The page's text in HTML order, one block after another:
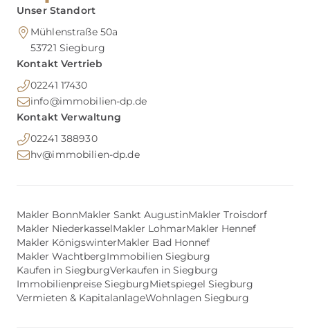
Unser Standort
Mühlenstraße 50a
53721 Siegburg
Kontakt Vertrieb
02241 17430
info@immobilien-dp.de
Kontakt Verwaltung
02241 388930
hv@immobilien-dp.de
Makler BonnMakler Sankt AugustinMakler Troisdorf
Makler NiederkasselMakler LohmarMakler Hennef
Makler KönigswinterMakler Bad Honnef
Makler WachtbergImmobilien Siegburg
Kaufen in SiegburgVerkaufen in Siegburg
Immobilienpreise SiegburgMietspiegel Siegburg
Vermieten & KapitalanlageWohnlagen Siegburg